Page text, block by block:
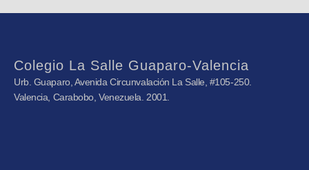
Colegio La Salle Guaparo-Valencia
Urb. Guaparo, Avenida Circunvalación La Salle, #105-250.
Valencia, Carabobo, Venezuela. 2001.